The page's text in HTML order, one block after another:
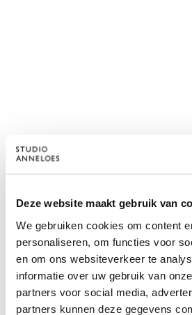
Deze website maakt gebruik van
We gebruiken cookies om content
personaliseren, om functies voor
en om ons websiteverkeer te
informatie over uw gebruik van
partners voor social media,
partners kunnen deze gegevens